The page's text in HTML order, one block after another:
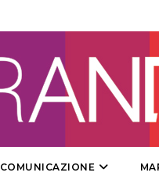
COMUNICAZIONE